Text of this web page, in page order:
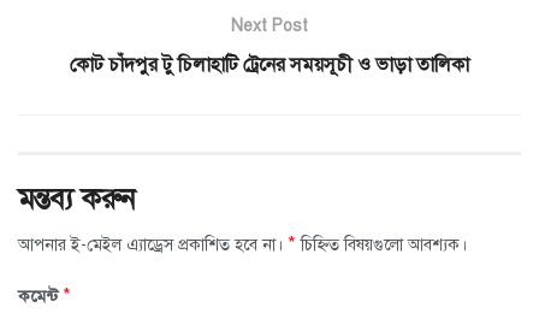
Next Post
কোট চাঁদপুর টু চিলাহাটি ট্রেনের সময়সূচী ও ভাড়া তালিকা
মন্তব্য করুন
আপনার ই-মেইল এ্যাড্রেস প্রকাশিত হবে না। * চিহ্নিত বিষয়গুলো আবশ্যক।
কমেন্ট*